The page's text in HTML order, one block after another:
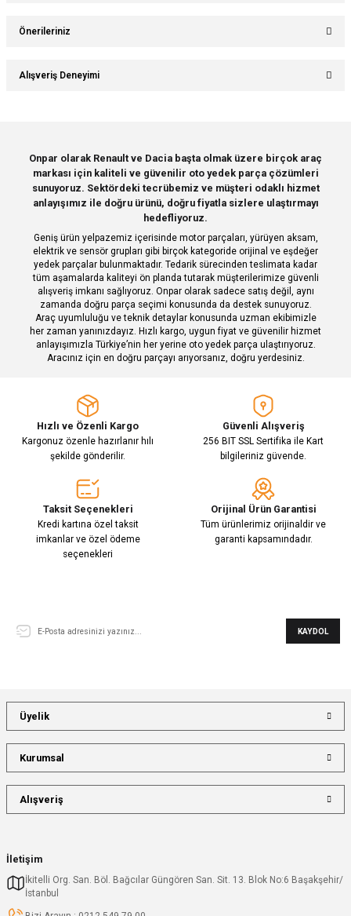
Önerileriniz
Bu ürünün fiyat bilgisi, resim, ürün açıklamalarında ve diğer konularda
yetersiz gördüğünüz noktaları öneri formunu kullanarak tarafımıza
Ürün resmi kalitesiz, bozuk veya görüntülenemiyor.
Ürün açıklamasında eksik bilgiler bulunuyor.
Ürün bilgilerinde hatalar bulunuyor.
Ürün fiyatı diğer sitelerden daha pahalı.
Bu ürüne benzer farklı alternatifler olmalı.
Gönder
Alışveriş Deneyimi
Deneyimini Paylaş
Onpar olarak Renault ve Dacia başta olmak üzere birçok araç
markası için kaliteli ve güvenilir oto yedek parça çözümleri
sunuyoruz. Sektördeki tecrübemiz ve müşteri odaklı hizmet
anlayışımız ile doğru ürünü, doğru fiyatla sizlere ulaştırmayı
hedefliyoruz.
Geniş ürün yelpazemiz içerisinde motor parçaları, yürüyen aksam,
elektrik ve sensör grupları gibi birçok kategoride orijinal ve eşdeğer
yedek parçalar bulunmaktadır. Tedarik sürecinden teslimata kadar
tüm aşamalarda kaliteyi ön planda tutarak müşterilerimize güvenli
alışveriş imkanı sağlıyoruz. Onpar olarak sadece satış değil, aynı
zamanda doğru parça seçimi konusunda da destek sunuyoruz.
Araç uyumluluğu ve teknik detaylar konusunda uzman ekibimizle
her zaman yanınızdayız. Hızlı kargo, uygun fiyat ve güvenilir hizmet
anlayışımızla Türkiye’nin her yerine oto yedek parça ulaştırıyoruz.
Aracınız için en doğru parçayı arıyorsanız, doğru yerdesiniz.
Hızlı ve Özenli Kargo
Kargonuz özenle hazırlanır hılı
şekilde gönderilir.
Güvenli Alışveriş
256 BIT SSL Sertifika ile Kart
bilgileriniz güvende.
Taksit Seçenekleri
Kredi kartına özel taksit
imkanlar ve özel ödeme
seçenekleri
Orijinal Ürün Garantisi
Tüm ürünlerimiz orijinaldir ve
garanti kapsamındadır.
KAYDOL
İletişim
İkitelli Org. San. Böl. Bağcılar Güngören San. Sit. 13. Blok No:6 Başakşehir/
İstanbul
Üyelik
Kurumsal
Alışveriş